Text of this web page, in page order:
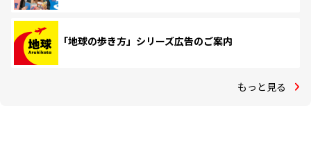
「地球の歩き方」シリーズ広告のご案内
もっと見る